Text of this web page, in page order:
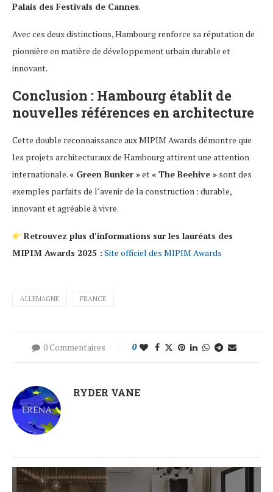
Palais des Festivals de Cannes.
Avec ces deux distinctions, Hambourg renforce sa réputation de
pionnière en matière de développement urbain durable et
innovant.
Conclusion : Hambourg établit de
nouvelles références en architecture
Cette double reconnaissance aux MIPIM Awards démontre que
les projets architecturaux de Hambourg attirent une attention
internationale.« Green Bunker »et« The Beehive » sont des
exemples parfaits de l’avenir de la construction : durable,
innovant et agréable à vivre.
Retrouvez plus d’informations sur les lauréats des
MIPIM Awards 2025 : Site officiel des MIPIM Awards
ALLEMAGNE FRANCE
0 Commentaires 0
RYDER VANE